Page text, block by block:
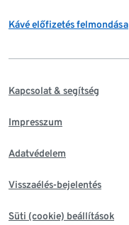
Kávé előfizetés felmondása
Kapcsolat & segítség
Impresszum
Adatvédelem
Visszaélés-bejelentés
Süti (cookie) beállítások